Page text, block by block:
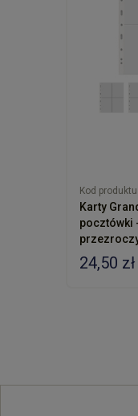
Kod produktu:
Karty
pocztówki
24,50 zł